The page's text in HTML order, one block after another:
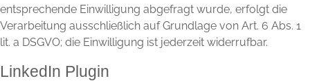
entsprechende Einwilligung abgefragt wurde, erfolgt die
Verarbeitung ausschließlich auf Grundlage von Art. 6 Abs. 1
lit. a DSGVO; die Einwilligung ist jederzeit widerrufbar.
LinkedIn Plugin